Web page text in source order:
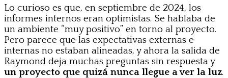
Lo curioso es que, en septiembre de 2024, los
informes internos eran optimistas. Se hablaba de
un ambiente “muy positivo” en torno al proyecto.
Pero parece que las expectativas externas e
internas no estaban alineadas, y ahora la salida de
Raymond deja muchas preguntas sin respuesta y
un proyecto que quizá nunca llegue a ver la luz.